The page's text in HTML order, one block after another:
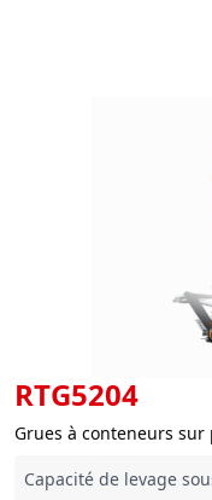
RTG5204
Grues à conteneurs
Capacité de levage